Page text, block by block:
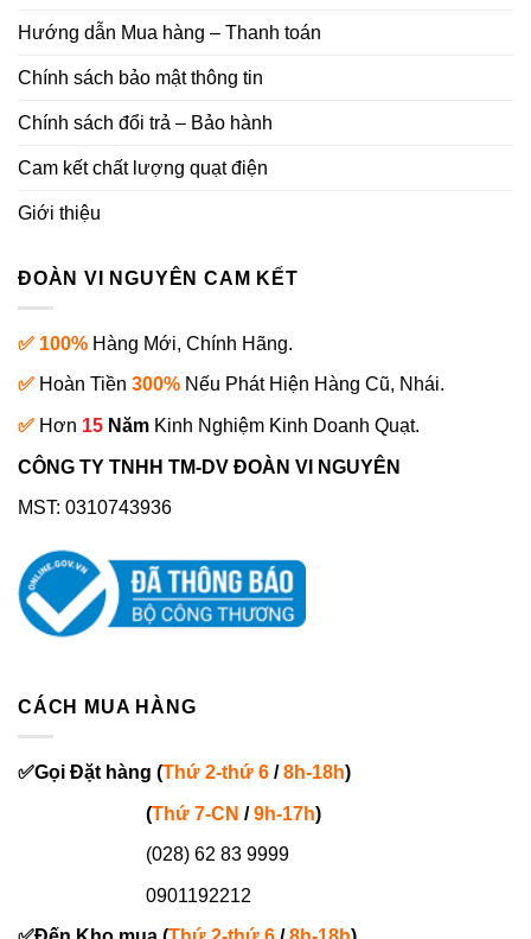
Hướng dẫn Mua hàng – Thanh toán
Chính sách bảo mật thông tin
Chính sách đổi trả – Bảo hành
Cam kết chất lượng quạt điện
Giới thiệu
ĐOÀN VI NGUYÊN CAM KẾT
✅ 100% Hàng Mới, Chính Hãng.
✅ Hoàn Tiền 300% Nếu Phát Hiện Hàng Cũ, Nhái.
✅ Hơn 15 Năm Kinh Nghiệm Kinh Doanh Quạt.
CÔNG TY TNHH TM-DV ĐOÀN VI NGUYÊN
MST: 0310743936
CÁCH MUA HÀNG
✅Gọi Đặt hàng (Thứ 2-thứ 6 /8h-18h)
(Thứ 7-CN /9h-17h)
(028) 62 83 9999
0901192212